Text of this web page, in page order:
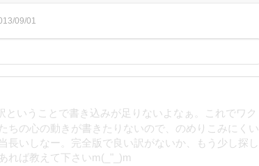
09/01
ということで書き込みが足りないよなぁ。これでワク
ちの心の動きが書きたりないので、のめりこみにくい
長いしなー。完全版で良い訳がないか、もう少し探し
れば教えて下さいm(_"_)m